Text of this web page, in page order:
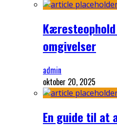
omgivelser
admin
oktober 20, 2025
En guide til at